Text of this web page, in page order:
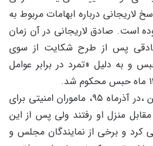
لاریجانی درباره ابهامات مربوط به
است. صادق لاریجانی در آن زمان
پس از طرح شکایت از سوی
به ۷ ماه حبس و به دلیل «تمرد در برابر عوامل
به گزارش مردم سالاری آنلاین ،در آذرماه ۹۵، ماموران امنیتی برای
منزل او رفتند ولی پس از این
کرد و برخی از نمایندگان مجلس و